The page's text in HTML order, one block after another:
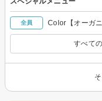
全員 Color【オーガ
すべて